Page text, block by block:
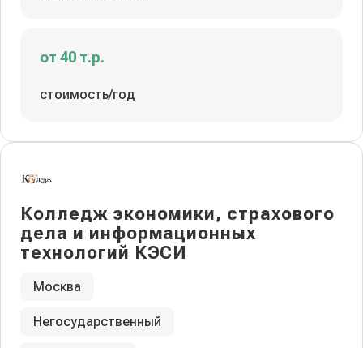
от 40 т.р.
стоимость/год
Колледж экономики, страхового
дела и информационных
технологий КЭСИ
Москва
Негосударственный